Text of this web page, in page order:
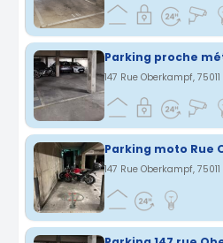
147 Rue Oberkampf,
147 Rue Oberkampf,